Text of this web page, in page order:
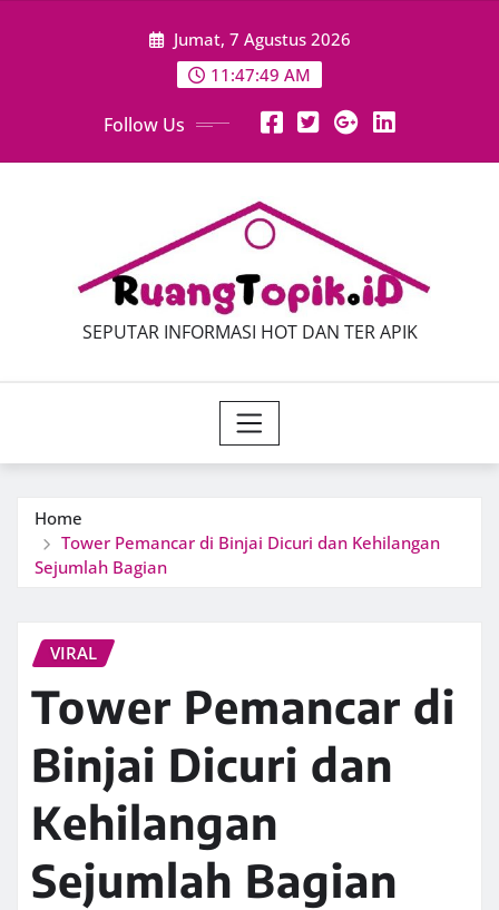
Jumat, 7 Agustus 2026
11:47:50 AM
Follow Us
SEPUTAR INFORMASI HOT DAN TER APIK
Home
Tower Pemancar di Binjai Dicuri dan Kehilangan
Sejumlah Bagian
VIRAL
Tower Pemancar di
Binjai Dicuri dan
Kehilangan
Sejumlah Bagian